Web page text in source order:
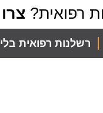
רפואית?
רשלנות רפואית